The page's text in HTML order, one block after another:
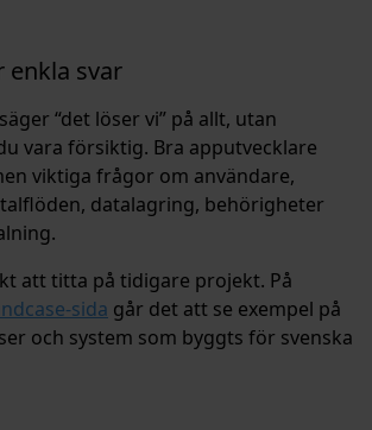
enkla svar
“det löser vi” på allt, utan
vara försiktig. Bra apputvecklare
viktiga frågor om användare,
datalagring, behörigheter
att titta på tidigare projekt. På
sida går det att se exempel på
och system som byggts för svenska